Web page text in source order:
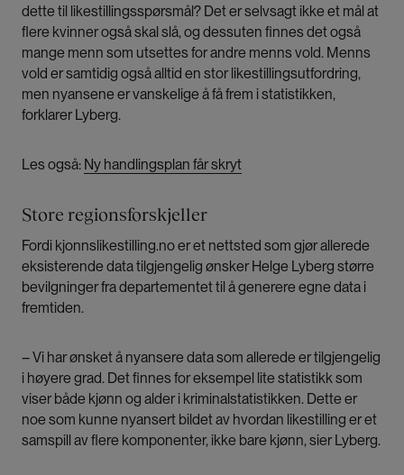
dette til likestillingsspørsmål? Det er selvsagt ikke et mål at
flere kvinner også skal slå, og dessuten finnes det også
mange menn som utsettes for andre menns vold. Menns
vold er samtidig også alltid en stor likestillingsutfordring,
men nyansene er vanskelige å få frem i statistikken,
forklarer Lyberg.
Les også: Ny handlingsplan får skryt
Store regionsforskjeller
Fordi kjonnslikestilling.no er et nettsted som gjør allerede
eksisterende data tilgjengelig ønsker Helge Lyberg større
bevilgninger fra departementet til å generere egne data i
fremtiden.
– Vi har ønsket å nyansere data som allerede er tilgjengelig
i høyere grad. Det finnes for eksempel lite statistikk som
viser både kjønn og alder i kriminalstatistikken. Dette er
noe som kunne nyansert bildet av hvordan likestilling er et
samspill av flere komponenter, ikke bare kjønn, sier Lyberg.